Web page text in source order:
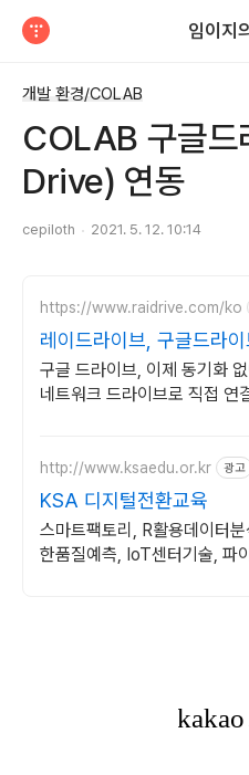
임이지
개발 환경/COLAB
COLAB 구글
Drive) 연동
cepiloth 2021. 5. 12. 10:14
https://www.raidrive.com/ko
레이드라이브, 구글드라이
료제공
구글 드라이브, 이제 동기화 없
네트워크 드라이브로 직접 연
http://www.ksaedu.or.kr 광고
KSA 디지털전환교육
스마트팩토리, R활용데이터
한품질예측, IoT센터기술, 파